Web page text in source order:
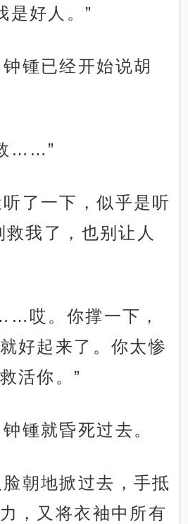
是好人。”
锺已经开始说胡
……”
了一下，似乎是听
救我了，也别让人
哎。你撑一下，
好起来了。你太惨
活你。”
锺就昏死过去。
朝地掀过去，手抵
，又将衣袖中所有